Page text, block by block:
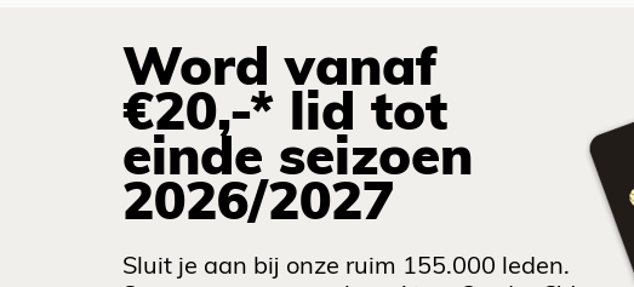
Word vanaf
€20,-* lid tot
einde seizoen
2026/2027
Sluit je aan bij onze ruim 155.000 leden.